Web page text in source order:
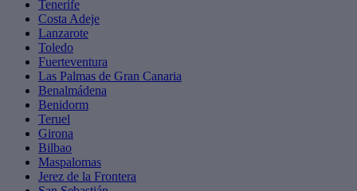
Tenerife
Costa Adeje
Lanzarote
Toledo
Fuerteventura
Las Palmas de Gran Canaria
Benalmádena
Benidorm
Teruel
Girona
Bilbao
Maspalomas
Jerez de la Frontera